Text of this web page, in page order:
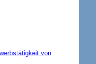
von